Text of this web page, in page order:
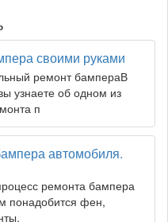
своими руками
ремонт бампераВ
узнаете об одном из
п
автомобиля.
ремонта бампера
понадобится фен,